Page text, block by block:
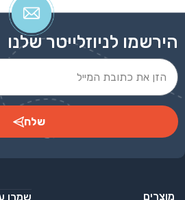
הירשמו לניוזלייטר שלנו
שלח
מוצרים שמרו